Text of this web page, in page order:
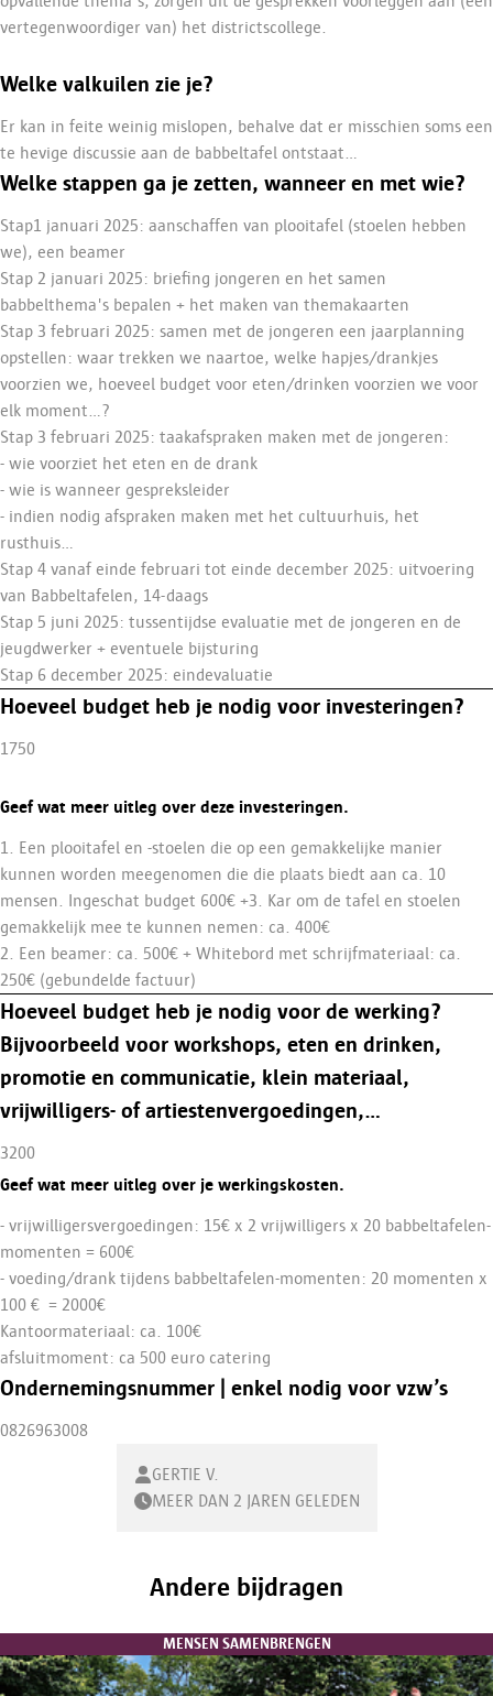
vertegenwoordiger van) het districtscollege.
Welke valkuilen zie je?
Er kan in feite weinig mislopen, behalve dat er misschien soms een
te hevige discussie aan de babbeltafel ontstaat...
Welke stappen ga je zetten, wanneer en met wie?
Stap1 januari 2025: aanschaffen van plooitafel (stoelen hebben
we), een beamer
Stap 2 januari 2025: briefing jongeren en het samen
babbelthema's bepalen + het maken van themakaarten
Stap 3 februari 2025: samen met de jongeren een jaarplanning
opstellen: waar trekken we naartoe, welke hapjes/drankjes
voorzien we, hoeveel budget voor eten/drinken voorzien we voor
elk moment...?
Stap 3 februari 2025: taakafspraken maken met de jongeren:
- wie voorziet het eten en de drank
- wie is wanneer gespreksleider
- indien nodig afspraken maken met het cultuurhuis, het
rusthuis...
Stap 4 vanaf einde februari tot einde december 2025: uitvoering
van Babbeltafelen, 14-daags
Stap 5 juni 2025: tussentijdse evaluatie met de jongeren en de
jeugdwerker + eventuele bijsturing
Stap 6 december 2025: eindevaluatie
Hoeveel budget heb je nodig voor investeringen?
1750
Geef wat meer uitleg over deze investeringen.
1. Een plooitafel en -stoelen die op een gemakkelijke manier
kunnen worden meegenomen die die plaats biedt aan ca. 10
mensen. Ingeschat budget 600€ +3. Kar om de tafel en stoelen
gemakkelijk mee te kunnen nemen: ca. 400€
2. Een beamer: ca. 500€ + Whitebord met schrijfmateriaal: ca.
250€ (gebundelde factuur)
Hoeveel budget heb je nodig voor de werking?
Bijvoorbeeld voor workshops, eten en drinken,
promotie en communicatie, klein materiaal,
vrijwilligers- of artiestenvergoedingen,…
3200
Geef wat meer uitleg over je werkingskosten.
- vrijwilligersvergoedingen: 15€ x 2 vrijwilligers x 20 babbeltafelen-
momenten = 600€
- voeding/drank tijdens babbeltafelen-momenten: 20 momenten x
100 € = 2000€
Kantoormateriaal: ca. 100€
afsluitmoment: ca 500 euro catering
Ondernemingsnummer | enkel nodig voor vzw’s
0826963008
GERTIE V.
MEER DAN 2 JAREN GELEDEN
Andere bijdragen
MENSEN SAMENBRENGEN